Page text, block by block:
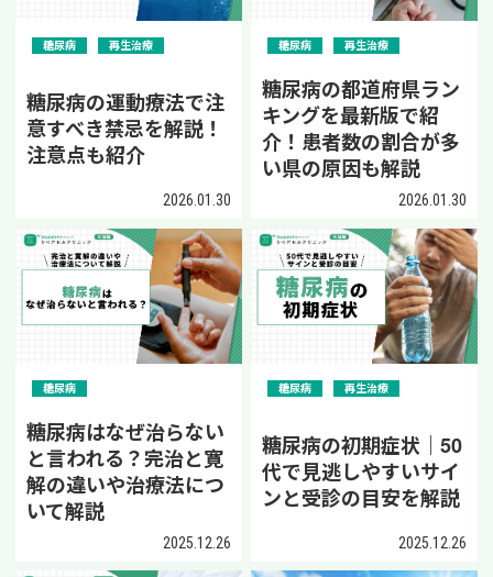
糖尿病 再生治療
糖尿病の運動療法で注
意すべき禁忌を解説！
注意点も紹介
2026.01.30
糖尿病 再生治療
糖尿病の都道府県ラン
キングを最新版で紹
介！患者数の割合が多
い県の原因も解説
2026.01.30
糖尿病
糖尿病はなぜ治らない
と言われる？完治と寛
解の違いや治療法につ
いて解説
2025.12.26
糖尿病 再生治療
糖尿病の初期症状｜50
代で見逃しやすいサイ
ンと受診の目安を解説
2025.12.26